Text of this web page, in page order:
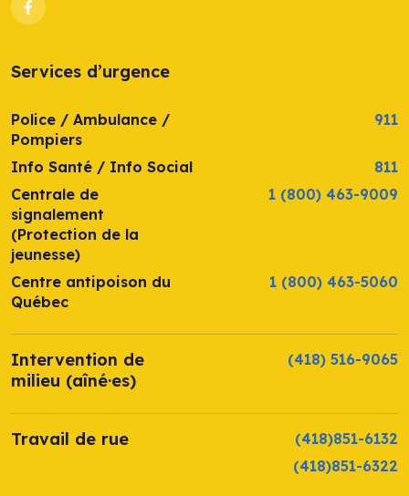
Services d’urgence
Police / Ambulance /
Pompiers
911
Info Santé / Info Social
811
Centrale de
signalement
(Protection de la
jeunesse)
1 (800) 463-9009
Centre antipoison du
Québec
1 (800) 463-5060
Intervention de
milieu (aîné·es)
(418) 516-9065
Travail de rue
(418)851-6132
(418)851-6322